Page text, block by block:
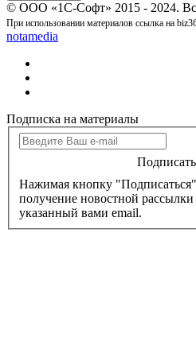
© ООО «1С-Софт» 2015 - 2024.
При использовании материалов ссылка на
notamedia
Подписка на материалы
Нажимая кнопку "Подписаться"
получение новостной
указанный вами email.